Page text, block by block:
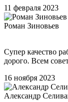
11 февраля 2023
Роман Зиновьев
Супер качество
дорого. Всем
16 ноября 2023
Александр